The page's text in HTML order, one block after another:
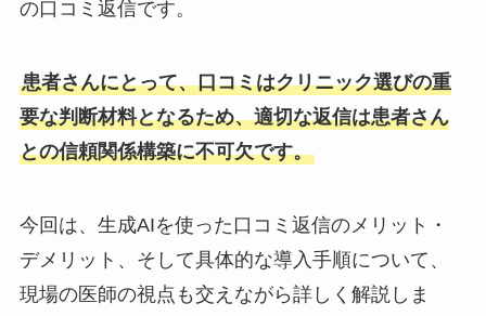
の口コミ返信です。
患者さんにとって、口コミはクリニック選びの重
要な判断材料となるため、適切な返信は患者さん
との信頼関係構築に不可欠です。
今回は、生成AIを使った口コミ返信のメリット・
デメリット、そして具体的な導入手順について、
現場の医師の視点も交えながら詳しく解説しま